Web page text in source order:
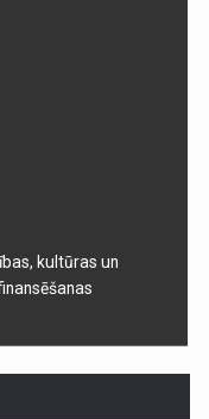
kultūras un